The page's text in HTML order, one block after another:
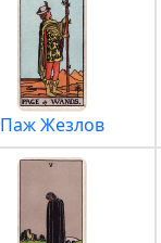
Паж Жезлов